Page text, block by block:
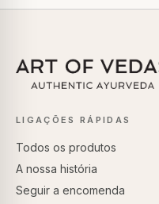
LIGAÇÕES RÁPIDAS
Todos os produtos
A nossa história
Seguir a encomenda